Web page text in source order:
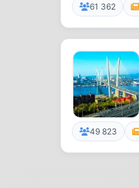
61 362
49 823